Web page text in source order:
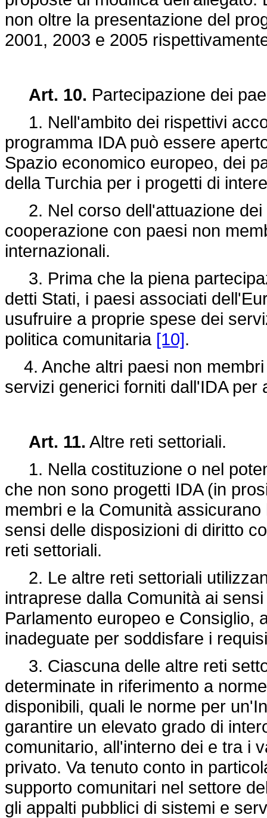
non oltre la presentazione del
2001, 2003 e 2005
Art. 10. Partecipazione dei
1. Nell'ambito dei rispettivi
programma IDA può essere
Spazio economico europeo, dei
della Turchia per i progetti di
2. Nel corso dell'attuazione dei
cooperazione con paesi non
internazionali.
3. Prima che la piena
detti Stati, i paesi associati
usufruire a proprie spese dei
politica comunitaria [10].
4. Anche altri paesi non
servizi generici forniti dall'IDA
Art. 11. Altre reti settoriali.
1. Nella costituzione o nel
che non sono progetti IDA (in
membri e la Comunità
sensi delle disposizioni di diritto
reti settoriali.
2. Le altre reti settoriali
intraprese dalla Comunità ai
Parlamento europeo e Consiglio,
inadeguate per soddisfare i
3. Ciascuna delle altre reti
determinate in riferimento a
disponibili, quali le norme per
garantire un elevato grado di
comunitario, all'interno dei e tra i
privato. Va tenuto conto in
supporto comunitari nel settore
gli appalti pubblici di sistemi e